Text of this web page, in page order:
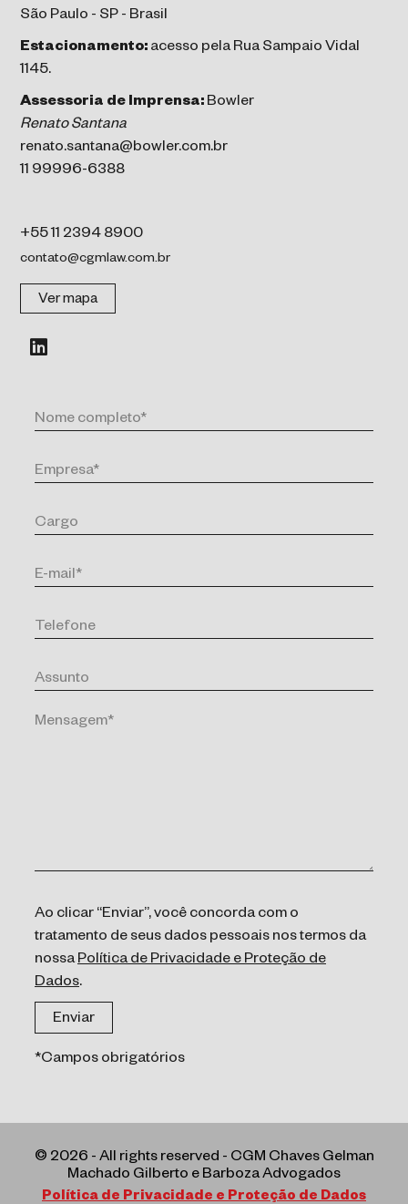
São Paulo - SP - Brasil
Estacionamento: acesso pela Rua Sampaio Vidal
1145.
Assessoria de Imprensa: Bowler
Renato Santana
renato.santana@bowler.com.br
11 99996-6388
+55 11 2394 8900
contato@cgmlaw.com.br
Ver mapa
Ao clicar “Enviar”, você concorda com o
tratamento de seus dados pessoais nos termos da
nossaPolítica de Privacidade e Proteção de
Dados.
*Campos obrigatórios
© 2026 - All rights reserved - CGM Chaves Gelman
Machado Gilberto e Barboza Advogados
Política de Privacidade e Proteção de Dados